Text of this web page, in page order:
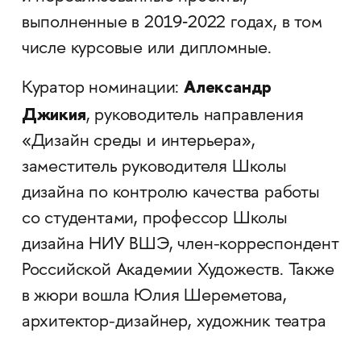
выполненные в 2019‐2022 годах, в том
числе курсовые или дипломные.
Куратор номинации:Александр
Джикия, руководитель направления
«Дизайн среды и интерьера»,
заместитель руководителя Школы
дизайна по контролю качества работы
со студентами, профессор Школы
дизайна НИУ ВШЭ, член-корреспондент
Российской Академии Художеств. Также
в жюри вошла Юлия Шереметова,
архитектор-дизайнер, художник театра